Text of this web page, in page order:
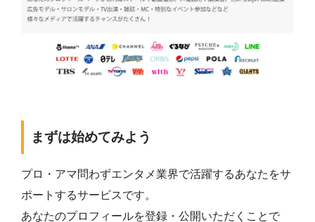
まずは始めてみよう
プロ・アマ問わずエンタメ業界で活躍するあなたをサ
ポートするサービスです。
あなたのプロフィールを登録・公開いただくことで